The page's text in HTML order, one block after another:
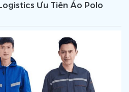
Ưu Tiên Áo Polo